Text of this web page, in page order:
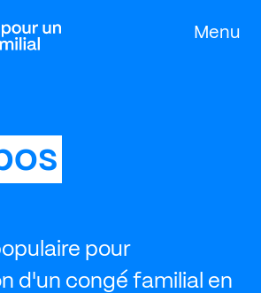
Menu
pour
d'un congé familial en